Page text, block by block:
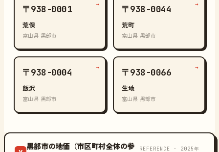
〒938-0001
荒俣
富山県 黒部市
→ 〒938-0044
荒町
富山県 黒部市
→
〒938-0004
飯沢
富山県 黒部市
→ 〒938-0066
生地
富山県 黒部市
→
黒部市の地価（市区町村全体の参
REFERENCE · 2025年